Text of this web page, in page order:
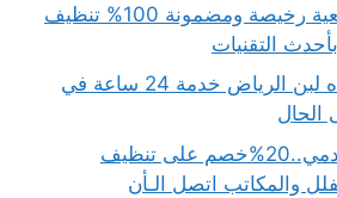
شركة تنظيف بالقويعية رخيصة ومضمونة 100% تنظيف
التقنيات
كشف تسربات المياه لبن الرياض خدمة 24 ساعة في
الحال
شركة تنظيف بالدوادمي..20%خصم على تنظيف
والمكاتب اتصل الـأن